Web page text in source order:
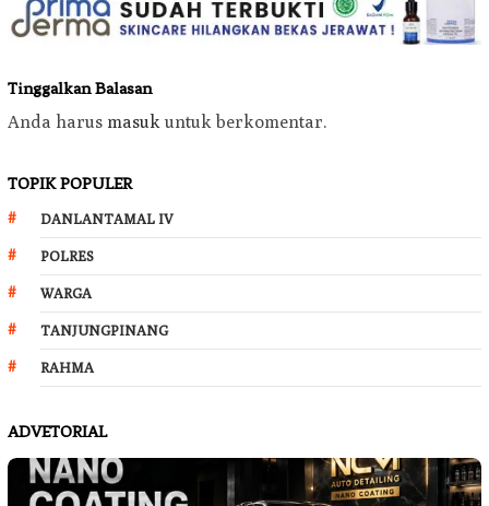
Tinggalkan Balasan
Anda harus masuk untuk berkomentar.
TOPIK POPULER
DANLANTAMAL IV
POLRES
WARGA
TANJUNGPINANG
RAHMA
ADVETORIAL